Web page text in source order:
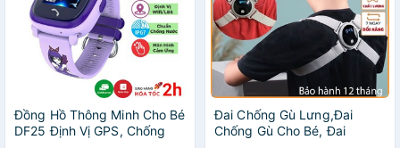
Đồng Hồ Thông Minh Cho Bé
DF25 Định Vị GPS, Chống
Đai Chống Gù Lưng,Đai
Chống Gù Cho Bé, Đai